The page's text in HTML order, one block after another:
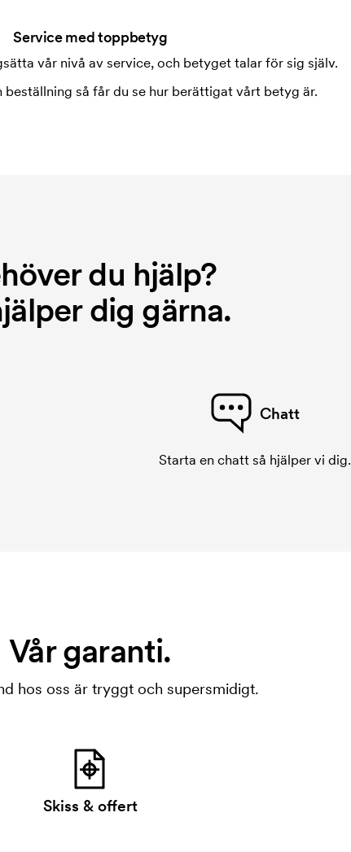
Service med toppbetyg
vår nivå av service, och betyget talar för sig själv.
beställning så får du se hur berättigat vårt betyg är.
du hjälp?
dig gärna.
Chatt
Starta en chatt så hjälper vi dig.
Vår garanti.
hos oss är tryggt och supersmidigt.
Skiss & offert